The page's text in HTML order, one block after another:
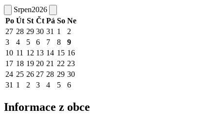
Srpen2026
Po Út St Čt Pá So Ne
27 28 29 30 31 1
2
3
4 5 6 7 8
9
10 11 12 13 14 15 16
17 18 19 20 21 22 23
24 25 26 27 28 29 30
31 1 2 3 4 5 6
Informace z obce